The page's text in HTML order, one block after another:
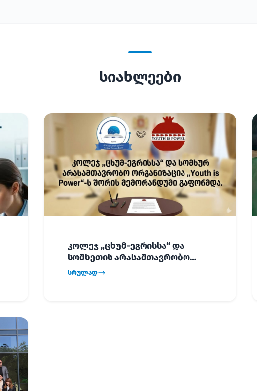
სიახლეები
კოლეჯ „ცხუმ-ეგრისსა“ და
სომხეთის არასამთავრობო
ორგანიზაცია „Youth is Power“-ს
სრულად